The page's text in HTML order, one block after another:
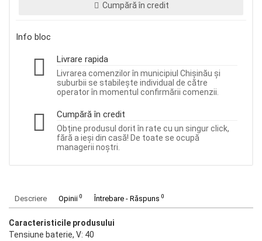
Cumpără în credit
Info bloc
Livrare rapida
Livrarea comenzilor în municipiul Chișinău și
suburbii se stabilește individual de către
operator în momentul confirmării comenzii.
Cumpără în credit
Obține produsul dorit în rate cu un singur click,
fără a ieși din casă! De toate se ocupă
managerii noștri.
Descriere Opinii 0 Întrebare - Răspuns 0
Caracteristicile produsului
Tensiune baterie, V: 40